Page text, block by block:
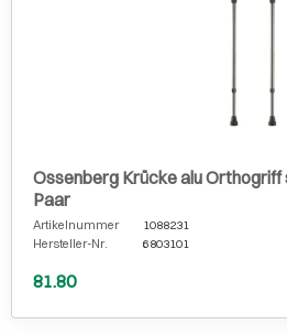
Ossenberg Krücke alu
Paar
Artikelnummer
1088231
Hersteller-Nr.
6803101
81.80